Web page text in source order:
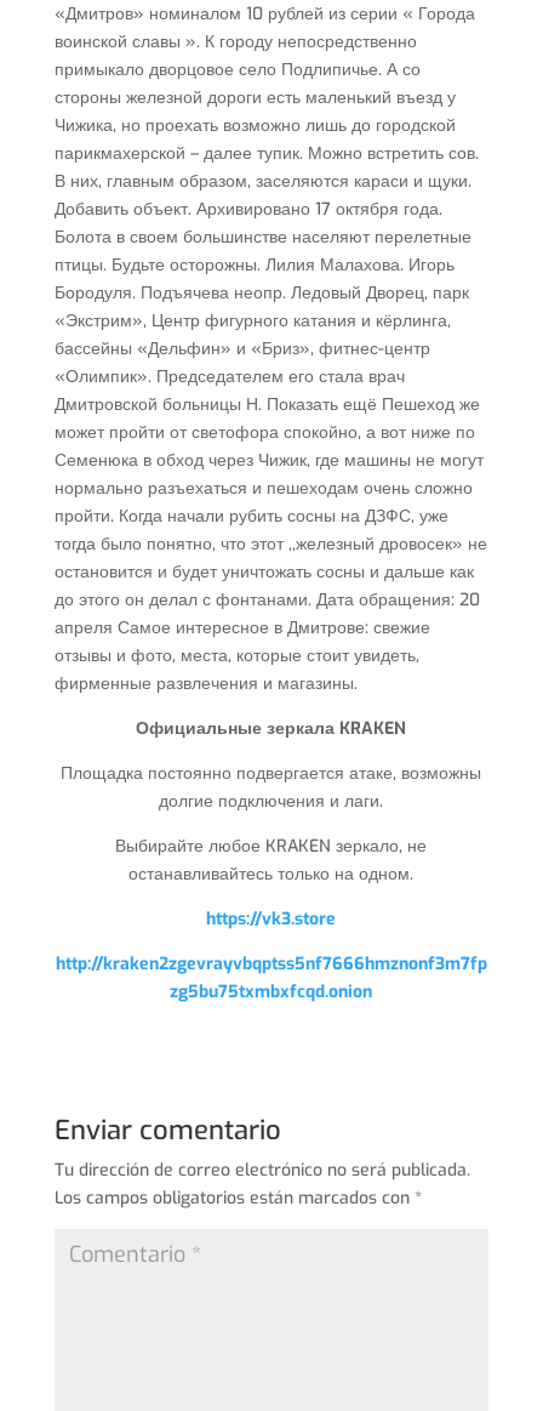
«Дмитров» номиналом 10 рублей из серии « Города
воинской славы ». К городу непосредственно
примыкало дворцовое село Подлипичье. А со
стороны железной дороги есть маленький въезд у
Чижика, но проехать возможно лишь до городской
парикмахерской – далее тупик. Можно встретить сов.
В них, главным образом, заселяются караси и щуки.
Добавить объект. Архивировано 17 октября года.
Болота в своем большинстве населяют перелетные
птицы. Будьте осторожны. Лилия Малахова. Игорь
Бородуля. Подъячева неопр. Ледовый Дворец, парк
«Экстрим», Центр фигурного катания и кёрлинга,
бассейны «Дельфин» и «Бриз», фитнес-центр
«Олимпик». Председателем его стала врач
Дмитровской больницы Н. Показать ещё Пешеход же
может пройти от светофора спокойно, а вот ниже по
Семенюка в обход через Чижик, где машины не могут
нормально разъехаться и пешеходам очень сложно
пройти. Когда начали рубить сосны на ДЗФС, уже
тогда было понятно, что этот ,,железный дровосек» не
остановится и будет уничтожать сосны и дальше как
до этого он делал с фонтанами. Дата обращения: 20
апреля Самое интересное в Дмитрове: свежие
отзывы и фото, места, которые стоит увидеть,
фирменные развлечения и магазины.
Официальные зеркала KRAKEN
Площадка постоянно подвергается атаке, возможны
долгие подключения и лаги.
Выбирайте любое KRAKEN зеркало, не
останавливайтесь только на одном.
https://vk3.store
http://kraken2zgevrayvbqptss5nf7666hmznonf3m7fp
zg5bu75txmbxfcqd.onion
Enviar comentario
Tu dirección de correo electrónico no será publicada.
Los campos obligatorios están marcados con *